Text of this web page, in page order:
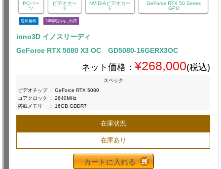
PCパー
ツ
ビデオカー
ド
NVIDIAビデオカー
ド
GeForce RTX 50 Series
GPU
送料無料 24時間以内に出荷
inno3D イノスリーディ
GeForce RTX 5080 X3 OC GD5080-16GERX3OC
ネット価格： ¥268,000(税込)
スペック
ビデオチップ :
GeForce RTX 5080
コアクロック
:
2640MHz
搭載メモリ
: 16GB GDDR7
在庫状況
在庫あり
カートに入れる